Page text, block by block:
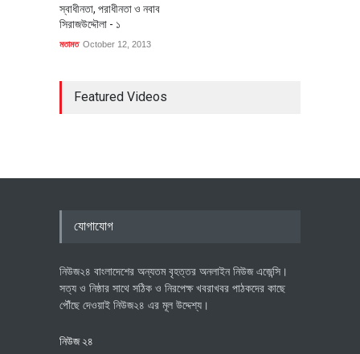
স্বাধীনতা, পরাধীনতা ও নবাব
সিরাজউদ্দৌলা - ১
মতামত October 12, 2013
Featured Videos
যোগাযোগ
নিউজ২৪ বাংলাদেশের অন্যতম বৃহত্তর অনলাইন নিউজ এজেন্সি।
সত্য ও নিষ্ঠার সাথে সঠিক ও নিরপেক্ষ খবরাখবর পাঠকদের কাছে
পৌঁছে দেওয়াই নিউজ২৪ এর মূল উদ্দেশ্য।
নিউজ ২৪